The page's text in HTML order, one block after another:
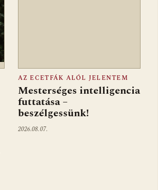
AZ ECETFÁK ALÓL JELENTEM
Mesterséges intelligencia
futtatása –
beszélgessünk!
2026.08.07.